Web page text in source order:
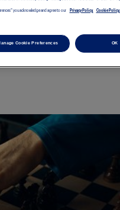
you acknowledge and agree to our Privacy Policy,
Cookie Policy,
Cookie Preferences OK